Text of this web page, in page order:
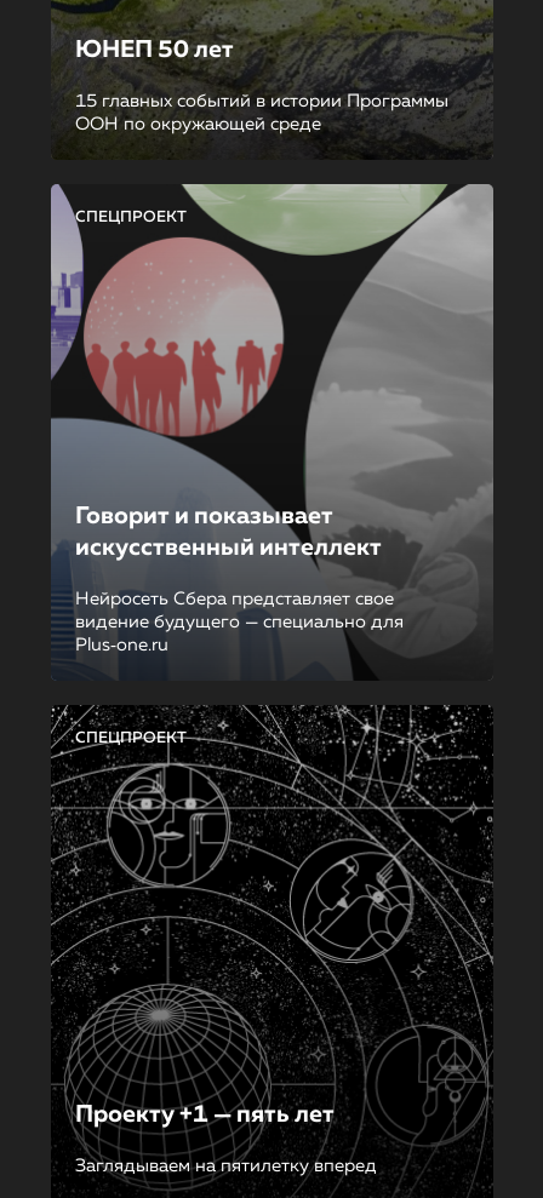
ЮНЕП 50 лет
15 главных событий в истории Программы
ООН по окружающей среде
СПЕЦПРОЕКТ
Говорит и показывает
искусственный интеллект
Нейросеть Сбера представляет свое
видение будущего — специально для
Plus‑one.ru
СПЕЦПРОЕКТ
Проекту +1 — пять лет
Заглядываем на пятилетку вперед